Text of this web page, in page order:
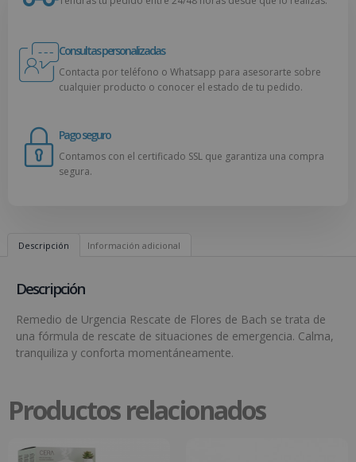
Consultas personalizadas
Contacta por teléfono o Whatsapp para asesorarte sobre
cualquier producto o conocer el estado de tu pedido.
Pago seguro
Contamos con el certificado SSL que garantiza una compra
segura.
Descripción Información adicional
Descripción
Remedio de Urgencia Rescate de Flores de Bach se trata de
una fórmula de rescate de situaciones de emergencia. Calma,
tranquiliza y conforta momentáneamente.
Productos relacionados